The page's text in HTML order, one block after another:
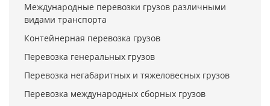
Международные перевозки грузов различными
видами транспорта
Контейнерная перевозка грузов
Перевозка генеральных грузов
Перевозка негабаритных и тяжеловесных грузов
Перевозка международных сборных грузов